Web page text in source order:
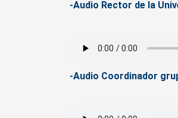
-Audio Rector de la
-Audio Coordinador